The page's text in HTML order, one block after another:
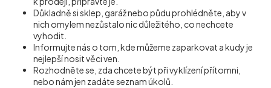
Důkladně si sklep, garáž nebo půdu prohlédněte, aby v
nich omylem nezůstalo nic důležitého, co nechcete
vyhodit.
Informujte nás o tom, kde můžeme zaparkovat a kudy je
nejlepší nosit věci ven.
Rozhodněte se, zda chcete být při vyklízení přítomni,
nebo nám jen zadáte seznam úkolů.